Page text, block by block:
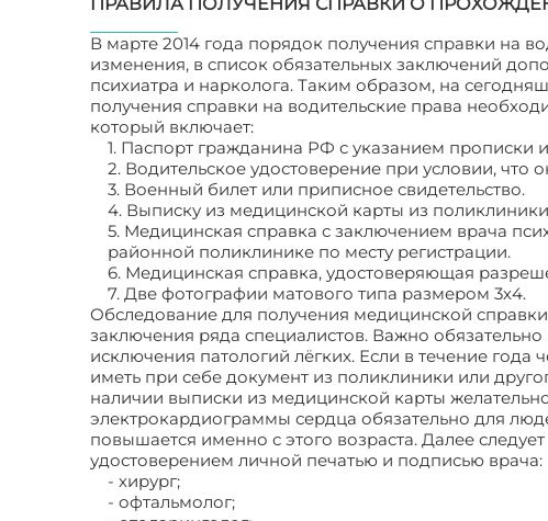
В марте 2014 года порядок получения справки на
изменения, в список обязательных заключений
психиатра и нарколога. Таким образом, на
получения справки на водительские права
который включает:
1. Паспорт гражданина РФ с указанием прописки
2. Водительское удостоверение при условии, что
3. Военный билет или приписное свидетельство.
4. Выписку из медицинской карты из
5. Медицинская справка с заключением врача
районной поликлинике по месту регистрации.
6. Медицинская справка, удостоверяющая
7. Две фотографии матового типа размером 3х4.
Обследование для получения медицинской
заключения ряда специалистов. Важно
исключения патологий лёгких. Если в течение
иметь при себе документ из поликлиники или
наличии выписки из медицинской карты
электрокардиограммы сердца обязательно для
повышается именно с этого возраста. Далее
удостоверением личной печатью и подписью врача:
- хирург;
- офтальмолог;